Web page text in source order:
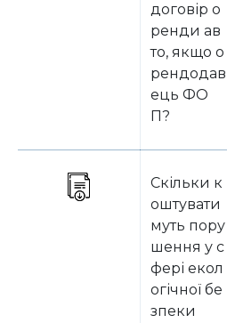
договір о
ренди ав
то, якщо о
рендодав
ець ФО
П?
Скільки к
оштувати
муть пору
шення у с
фері екол
огічної бе
зпеки